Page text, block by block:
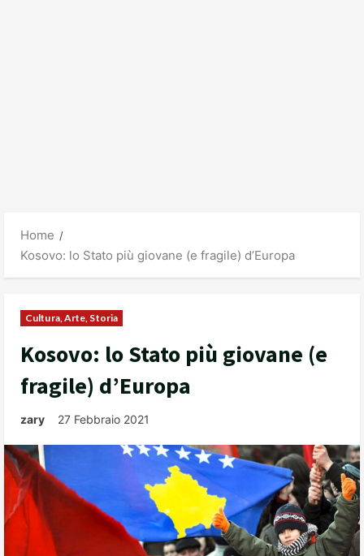
Home
Kosovo: lo Stato più giovane (e fragile) d’Europa
Cultura, Arte, Storia
Kosovo: lo Stato più giovane (e
fragile) d’Europa
zary 27 Febbraio 2021